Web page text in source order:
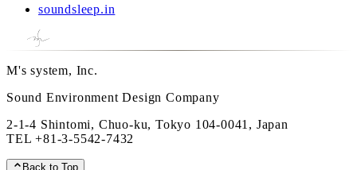
soundsleep.in
M's system, Inc.
Sound Environment Design Company
2-1-4 Shintomi, Chuo-ku, Tokyo 104-0041, Japan
TEL+81-3-5542-7432
Back to Top